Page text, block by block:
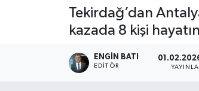
Tekirdağ’dan
kazada 8 kişi
ENGIN BATI
EDITÖR